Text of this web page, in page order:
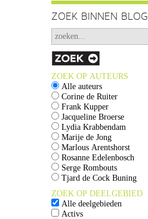
ZOEK BINNEN BLOG
ZOEK OP AUTEURS
Alle auteurs
Corine de Ruiter
Frank Kupper
Jacqueline Broerse
Lydia Krabbendam
Marije de Jong
Marlous Arentshorst
Rosanne Edelenbosch
Serge Rombouts
Tjard de Cock Buning
ZOEK OP DEELGEBIED
Alle deelgebieden
Activs